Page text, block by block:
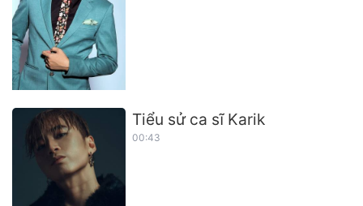
Tiểu sử ca sĩ Karik
00:43